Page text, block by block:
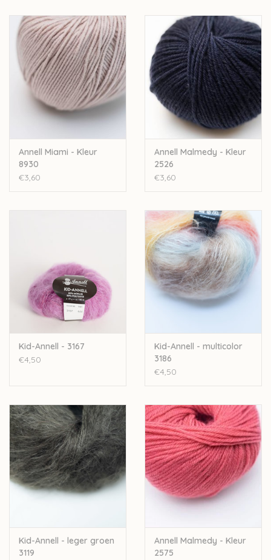
Annell Miami - Kleur
8930
€3,60
Annell Malmedy - Kleur
2526
€3,60
Kid-Annell - 3167
€4,50
Kid-Annell - multicolor
3186
€4,50
Kid-Annell - leger groen
3119
Annell Malmedy - Kleur
2575